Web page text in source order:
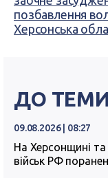
позбавлення
Херсонська
ДО ТЕМИ
09.08.2026 | 08:27
На Херсонщині та
військ РФ